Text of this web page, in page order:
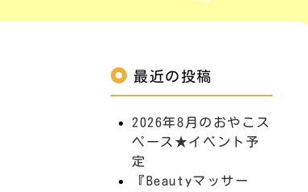
最近の投稿
2026年8月のおやこス
ペース★イベント予
定
『Beautyマッサー